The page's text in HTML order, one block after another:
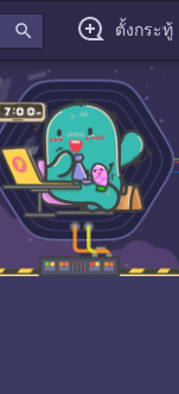
search ตั้งกระทู้